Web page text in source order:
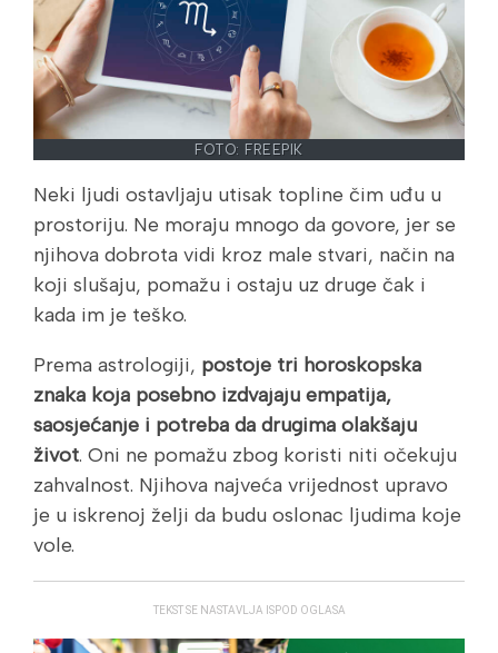
FOTO: FREEPIK
Neki ljudi ostavljaju utisak topline čim uđu u
prostoriju. Ne moraju mnogo da govore, jer se
njihova dobrota vidi kroz male stvari, način na
koji slušaju, pomažu i ostaju uz druge čak i
kada im je teško.
Prema astrologiji, postoje tri horoskopska
znaka koja posebno izdvajaju empatija,
saosjećanje i potreba da drugima olakšaju
život. Oni ne pomažu zbog koristi niti očekuju
zahvalnost. Njihova najveća vrijednost upravo
je u iskrenoj želji da budu oslonac ljudima koje
vole.
TEKST SE NASTAVLJA ISPOD OGLASA